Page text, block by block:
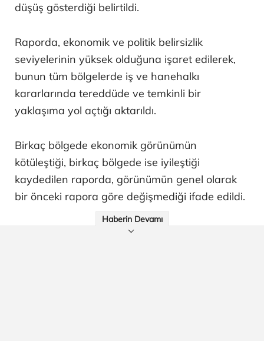
düşüş gösterdiği belirtildi.
Raporda, ekonomik ve politik belirsizlik
seviyelerinin yüksek olduğuna işaret edilerek,
bunun tüm bölgelerde iş ve hanehalkı
kararlarında tereddüde ve temkinli bir
yaklaşıma yol açtığı aktarıldı.
Birkaç bölgede ekonomik görünümün
kötüleştiği, birkaç bölgede ise iyileştiği
kaydedilen raporda, görünümün genel olarak
bir önceki rapora göre değişmediği ifade edildi.
Haberin Devamı